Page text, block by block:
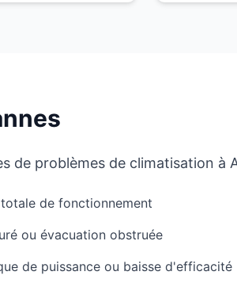
de problèmes de climatisation à
de fonctionnement
ou évacuation obstruée
de puissance ou baisse d'efficacité